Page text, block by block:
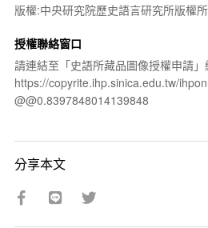
版權:中央研究院歷史語言研究所版權
授權聯絡窗口
請連結至「史語所藏品圖像授權申請」
https://copyrite.ihp.sinica.edu.tw/
@@0.8397848014139848
分享本文